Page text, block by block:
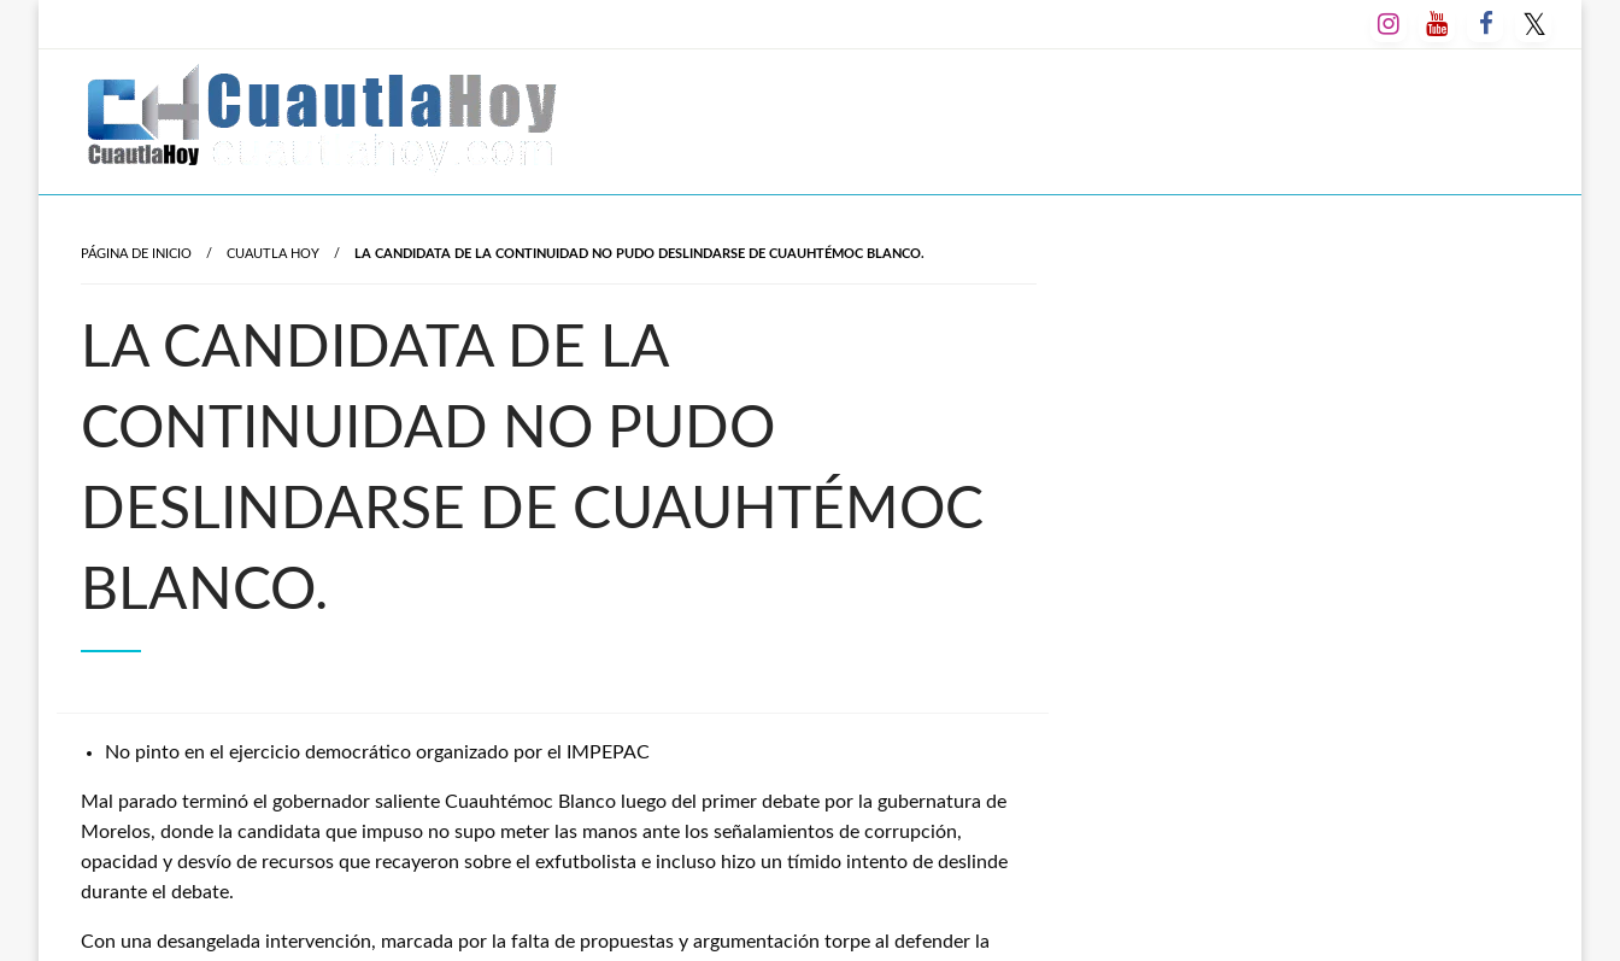
Revista digital del oriente de Morelos.
PÁGINA DE INICIO CUAUTLA HOY LA CANDIDATA DE LA CONTINUIDAD NO PUDO DESLINDARSE DE CUAUHTÉMOC BLANCO.
LA CANDIDATA DE LA
CONTINUIDAD NO PUDO
DESLINDARSE DE CUAUHTÉMOC
BLANCO.
No pinto en el ejercicio democrático organizado por el IMPEPAC
Mal parado terminó el gobernador saliente Cuauhtémoc Blanco luego del primer debate por la gubernatura de
Morelos, donde la candidata que impuso no supo meter las manos ante los señalamientos de corrupción,
opacidad y desvío de recursos que recayeron sobre el exfutbolista e incluso hizo un tímido intento de deslinde
durante el debate.
Con una desangelada intervención, marcada por la falta de propuestas y argumentación torpe al defender la